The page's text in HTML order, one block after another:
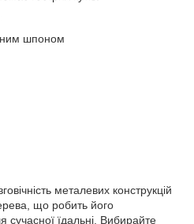
шпоном
металевих конструкцій
що робить його
сучасної їдальні. Вибирайте